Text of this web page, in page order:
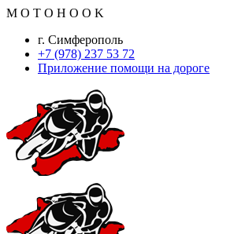
M O T O H O O K
г. Симферополь
+7 (978) 237 53 72
Приложение помощи на дороге